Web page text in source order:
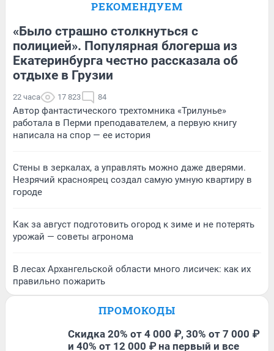
РЕКОМЕНДУЕМ
«Было страшно столкнуться с
полицией». Популярная блогерша из
Екатеринбурга честно рассказала об
отдыхе в Грузии
22 часа 17 823 84
Автор фантастического трехтомника «Трилунье»
работала в Перми преподавателем, а первую книгу
написала на спор — ее история
Стены в зеркалах, а управлять можно даже дверями.
Незрячий красноярец создал самую умную квартиру в
городе
Как за август подготовить огород к зиме и не потерять
урожай — советы агронома
В лесах Архангельской области много лисичек: как их
правильно пожарить
ПРОМОКОДЫ
Скидка 20% от 4 000 ₽, 30% от 7 000 ₽
и 40% от 12 000 ₽ на первый и все